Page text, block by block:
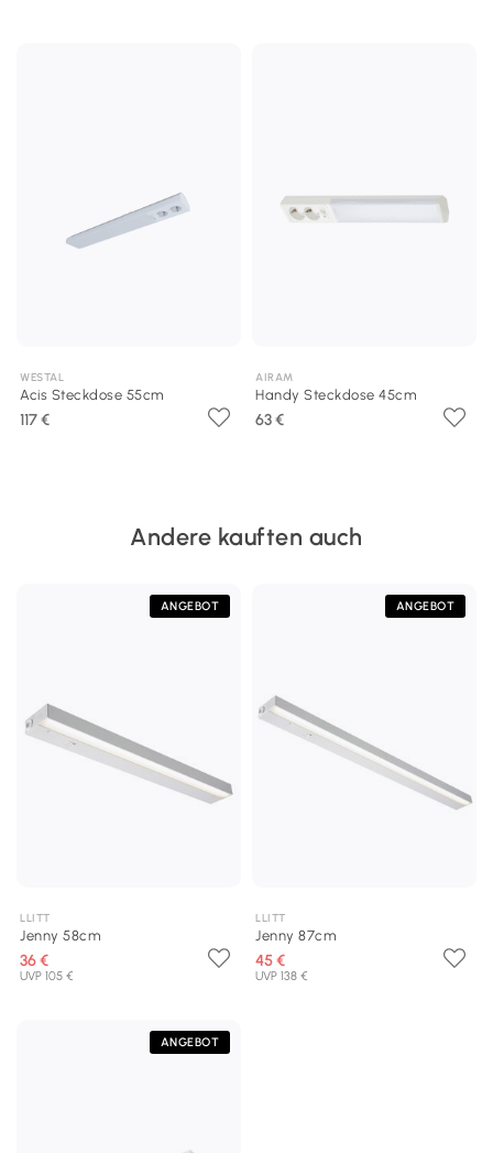
WESTAL
Acis Steckdose 55cm
117 €
AIRAM
Handy Steckdose 45cm
63 €
Andere kauften auch
ANGEBOT
LLITT
Jenny 58cm
36 €
UVP 105 €
ANGEBOT
LLITT
Jenny 87cm
45 €
UVP 138 €
ANGEBOT